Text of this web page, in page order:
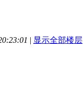
| 显示全部楼层